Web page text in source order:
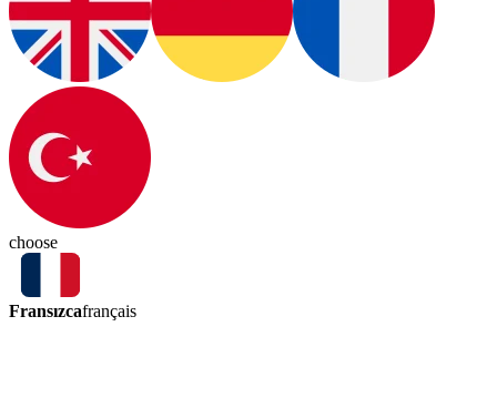
choose
Fransızcafrançais